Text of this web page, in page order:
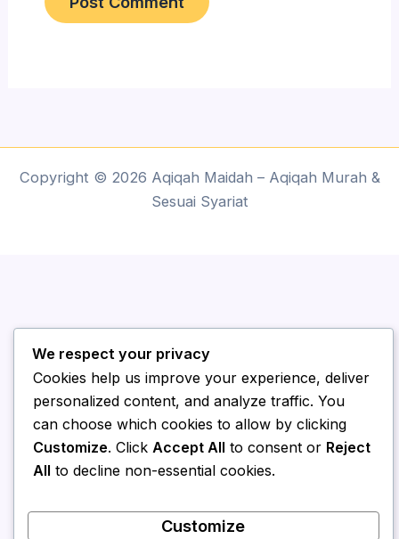
Copyright © 2026 Aqiqah Maidah – Aqiqah Murah &
Sesuai Syariat
We respect your privacy
Cookies help us improve your experience, deliver
personalized content, and analyze traffic. You
can choose which cookies to allow by clicking
Customize. Click Accept All to consent or Reject
All to decline non-essential cookies.
Customize